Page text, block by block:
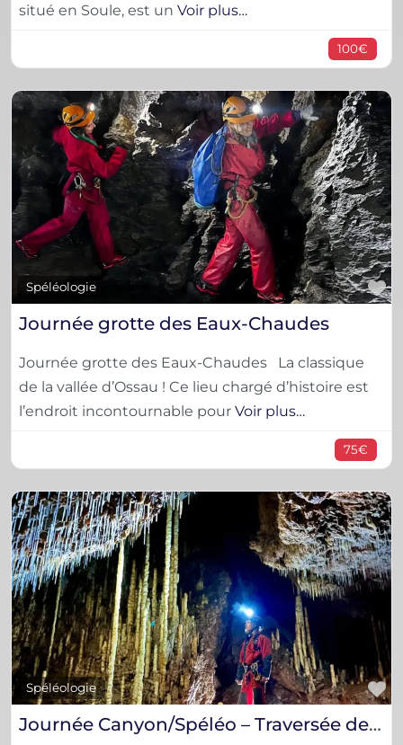
situé en Soule, est un Voir plus…
100€
Spéléologie
Journée grotte des Eaux-Chaudes
Journée grotte des Eaux-Chaudes La classique
de la vallée d’Ossau ! Ce lieu chargé d’histoire est
l’endroit incontournable pour Voir plus…
75€
Spéléologie
Journée Canyon/Spéléo – Traversée de la petite Bidouze